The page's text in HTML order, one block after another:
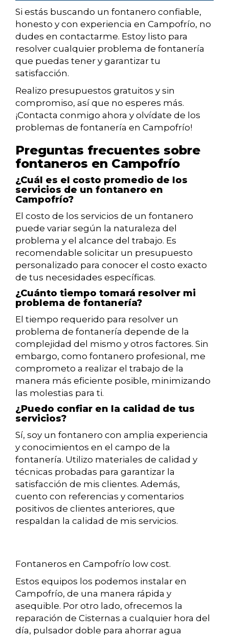
Si estás buscando un fontanero confiable,
honesto y con experiencia en Campofrío, no
dudes en contactarme. Estoy listo para
resolver cualquier problema de fontanería
que puedas tener y garantizar tu
satisfacción.
Realizo presupuestos gratuitos y sin
compromiso, así que no esperes más.
¡Contacta conmigo ahora y olvídate de los
problemas de fontanería en Campofrío!
Preguntas frecuentes sobre
fontaneros en Campofrío
¿Cuál es el costo promedio de los
servicios de un fontanero en
Campofrío?
El costo de los servicios de un fontanero
puede variar según la naturaleza del
problema y el alcance del trabajo. Es
recomendable solicitar un presupuesto
personalizado para conocer el costo exacto
de tus necesidades específicas.
¿Cuánto tiempo tomará resolver mi
problema de fontanería?
El tiempo requerido para resolver un
problema de fontanería depende de la
complejidad del mismo y otros factores. Sin
embargo, como fontanero profesional, me
comprometo a realizar el trabajo de la
manera más eficiente posible, minimizando
las molestias para ti.
¿Puedo confiar en la calidad de tus
servicios?
Sí, soy un fontanero con amplia experiencia
y conocimientos en el campo de la
fontanería. Utilizo materiales de calidad y
técnicas probadas para garantizar la
satisfacción de mis clientes. Además,
cuento con referencias y comentarios
positivos de clientes anteriores, que
respaldan la calidad de mis servicios.
Fontaneros en Campofrío low cost.
Estos equipos los podemos instalar en
Campofrío, de una manera rápida y
asequible. Por otro lado, ofrecemos la
reparación de Cisternas a cualquier hora del
día, pulsador doble para ahorrar agua